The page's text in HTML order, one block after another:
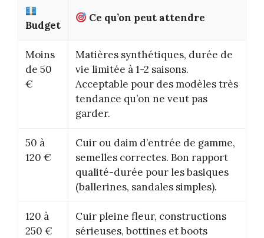
Budget
Ce qu’on peut attendre
Moins
de 50
€
Matières synthétiques, durée de
vie limitée à 1-2 saisons.
Acceptable pour des modèles très
tendance qu’on ne veut pas
garder.
50 à
120 €
Cuir ou daim d’entrée de gamme,
semelles correctes. Bon rapport
qualité-durée pour les basiques
(ballerines, sandales simples).
120 à
250 €
Cuir pleine fleur, constructions
sérieuses, bottines et boots